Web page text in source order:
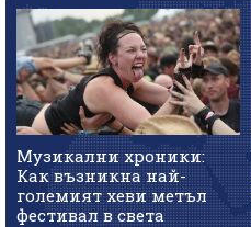
Музикални хроники:
Как възникна най-
големият хеви метъл
фестивал в света